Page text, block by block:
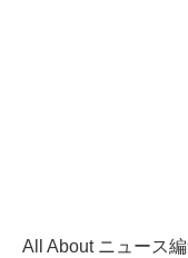
All About ニュース